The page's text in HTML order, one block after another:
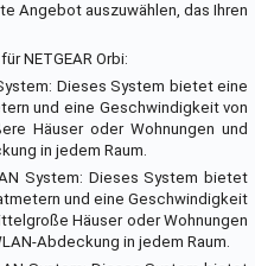
Angebot auszuwählen, das Ihren
NETGEAR Orbi:
Dieses System bietet eine
und eine Geschwindigkeit von
Häuser oder Wohnungen und
in jedem Raum.
System: Dieses System bietet
und eine Geschwindigkeit
Häuser oder Wohnungen
Abdeckung in jedem Raum.